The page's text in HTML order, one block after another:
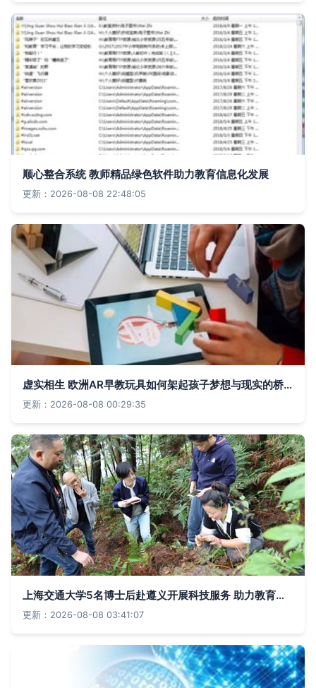
顺心整合系统 教师精品绿色软件助力教育信息化发展
更新：2026-08-08 22:48:05
虚实相生 欧洲AR早教玩具如何架起孩子梦想与现实的桥梁
更新：2026-08-08 00:29:35
上海交通大学5名博士后赴遵义开展科技服务 助力教育软件开发与革命老区同步发展
更新：2026-08-08 03:41:07